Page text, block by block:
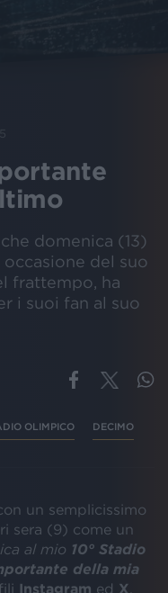
domenica (13)
del suo
frattempo, ha
i suoi fan al suo
OLIMPICO DECIMO
un semplicissimo
sera (9) come un
al mio 10° Stadio
della mia
Instagram ed X